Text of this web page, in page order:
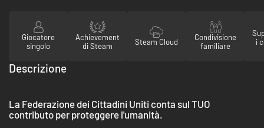
Giocatore
singolo
Achievement
di Steam
Steam Cloud
Condivisione
familiare
i
Descrizione
La Federazione dei Cittadini Uniti conta sul TUO
contributo per proteggere l'umanità.